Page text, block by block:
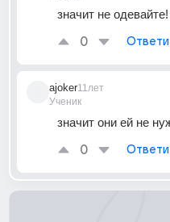
значит не одевайте!
0
ajoker
Ученик
11лет
значит они ей не
0